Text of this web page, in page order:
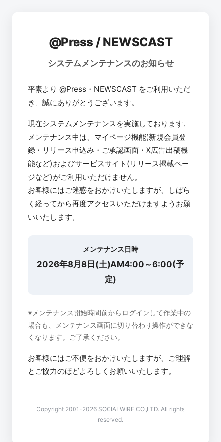
@Press / NEWSCAST
システムメンテナンスのお知らせ
平素より @Press・NEWSCAST をご利用いただ
き、誠にありがとうございます。
現在システムメンテナンスを実施しております。
メンテナンス中は、マイページ機能(新規会員登
録・リリース申込み・ご承認画面・X広告出稿機
能など)およびサービスサイト(リリース掲載ペー
ジなど)がご利用いただけません。
お客様にはご迷惑をおかけいたしますが、しばら
く経ってから再度アクセスいただけますようお願
いいたします。
メンテナンス日時
2026年8月8日(土)AM4:00～6:00(予
定)
※メンテナンス開始時間前からログインして作業中の
場合も、メンテナンス画面に切り替わり操作ができな
くなります。ご了承ください。
お客様にはご不便をおかけいたしますが、ご理解
とご協力のほどよろしくお願いいたします。
Copyright 2001-2026 SOCIALWIRE CO.,LTD. All rights
reserved.